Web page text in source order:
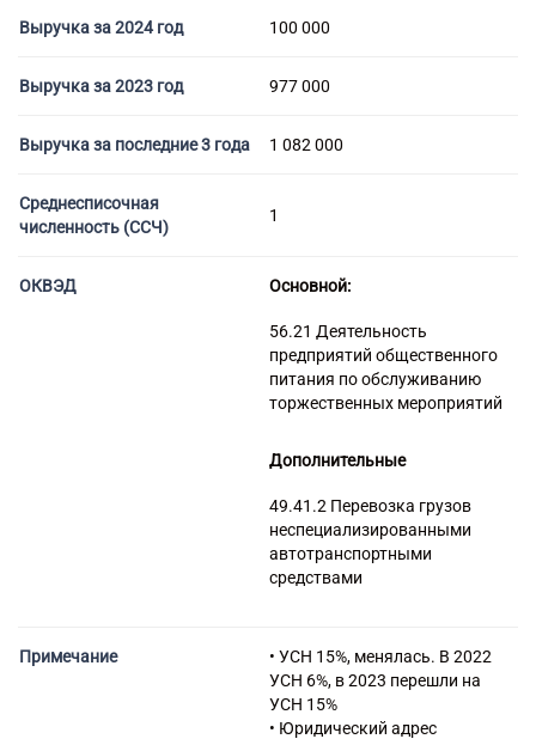
Выручка за 2024 год 100 000
Выручка за 2023 год 977 000
Выручка за последние 3 года 1 082 000
Среднесписочная
численность (ССЧ)
1
ОКВЭД Основной:
56.21 Деятельность
предприятий общественного
питания по обслуживанию
торжественных мероприятий
Дополнительные
49.41.2 Перевозка грузов
неспециализированными
автотранспортными
средствами
водителем
56.10 Деятельность
ресторанов и услуги по
доставке продуктов питания
Примечание
• УСН 15%, менялась. В 2022
УСН 6%, в 2023 перешли на
УСН 15%
• Юридический адрес